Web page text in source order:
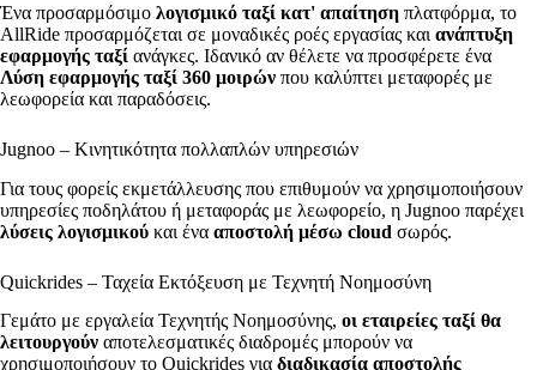
Ένα προσαρμόσιμο λογισμικό ταξί κατ' απαίτηση πλατφόρμα, το
AllRide προσαρμόζεται σε μοναδικές ροές εργασίας και ανάπτυξη
εφαρμογής ταξί ανάγκες. Ιδανικό αν θέλετε να προσφέρετε ένα
Λύση εφαρμογής ταξί 360 μοιρών που καλύπτει μεταφορές με
λεωφορεία και παραδόσεις.
Jugnoo – Κινητικότητα πολλαπλών υπηρεσιών
Για τους φορείς εκμετάλλευσης που επιθυμούν να χρησιμοποιήσουν
υπηρεσίες ποδηλάτου ή μεταφοράς με λεωφορείο, η Jugnoo παρέχει
λύσεις λογισμικού και ένα αποστολή μέσω cloud σωρός.
Quickrides – Ταχεία Εκτόξευση με Τεχνητή Νοημοσύνη
Γεμάτο με εργαλεία Τεχνητής Νοημοσύνης, οι εταιρείες ταξί θα
λειτουργούν αποτελεσματικές διαδρομές μπορούν να
χρησιμοποιήσουν το Quickrides για διαδικασία αποστολής